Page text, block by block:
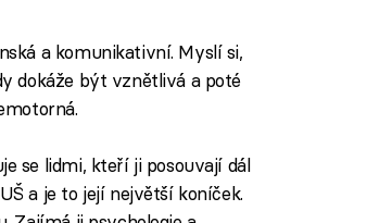
a komunikativní. Myslí si,
dokáže být vznětlivá a poté
se lidmi, kteří ji posouvají dál
a je to její největší koníček.